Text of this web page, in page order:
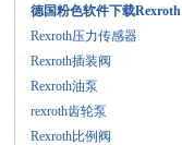
德国粉色软件下载Rexroth
Rexroth压力传感器
Rexroth插装阀
Rexroth油泵
rexroth齿轮泵
Rexroth比例阀